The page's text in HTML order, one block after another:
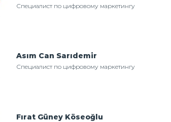
Специалист по цифровому маркетингу
Asım Can Sarıdemir
Специалист по цифровому маркетингу
Fırat Güney Köseoğlu